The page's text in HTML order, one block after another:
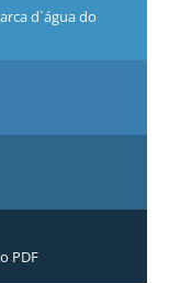
d`água do
PDF